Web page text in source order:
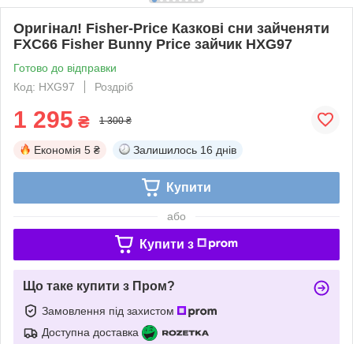
Оригінал! Fisher-Price Казкові сни зайченяти
FXC66 Fisher Bunny Price зайчик HXG97
Готово до відправки
Код: HXG97
Роздріб
1 295 ₴ 1 300 ₴
Економія 5 ₴ Залишилось 16 днів
Купити
або
Купити з
Що таке купити з Пром?
Замовлення під захистом
Доступна доставка